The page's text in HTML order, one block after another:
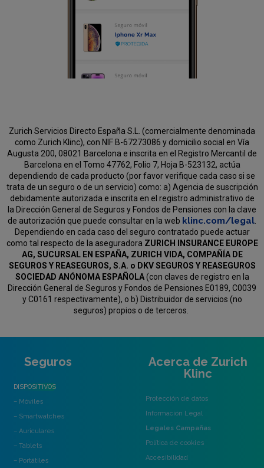
Zurich Servicios Directo España S.L. (comercialmente denominada
como Zurich Klinc), con NIF B-67273086 y domicilio social en Vía
Augusta 200, 08021 Barcelona e inscrita en el Registro Mercantil de
Barcelona en el Tomo 47762, Folio 7, Hoja B-523132, actúa
dependiendo de cada producto (por favor verifique cada caso si se
trata de un seguro o de un servicio) como: a) Agencia de suscripción
debidamente autorizada e inscrita en el registro administrativo de
la Dirección General de Seguros y Fondos de Pensiones con la clave
de autorización que puede consultar en la web klinc.com/legal.
Dependiendo en cada caso del seguro contratado puede actuar
como tal respecto de la aseguradora ZURICH INSURANCE EUROPE
AG, SUCURSAL EN ESPAÑA, ZURICH VIDA, COMPAÑÍA DE
SEGUROS Y REASEGUROS, S.A. o DKV SEGUROS Y REASEGUROS
SOCIEDAD ANÓNOMA ESPAÑOLA(con claves de registro en la
Dirección General de Seguros y Fondos de Pensiones E0189, C0039
y C0161 respectivamente), o b) Distribuidor de servicios (no
seguros) propios o de terceros.
Seguros
DISPOSITIVOS
– Móviles
– Smartwatches
– Auriculares
– Tablets
– Portátiles
Acerca de Zurich
Klinc
Protección de datos
Información Legal
Legales Campañas
Política de cookies
Accesibilidad